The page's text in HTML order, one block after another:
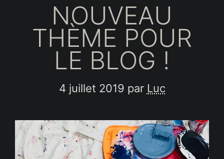
NOUVEAU
THÈME POUR
LE BLOG !
4 juillet 2019 par Luc